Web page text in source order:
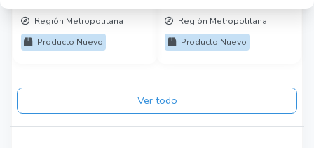
Región Metropolitana
Producto Nuevo
Región Metropolitana
Producto Nuevo
Ver todo